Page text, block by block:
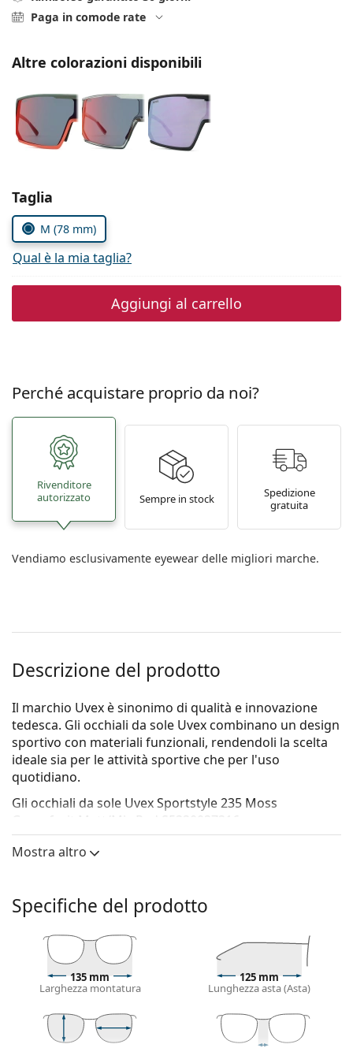
Paga in comode rate
Altre colorazioni disponibili
Seleziona i parametri
Taglia
M (78 mm)
Qual è la mia taglia?
Aggiungi al carrello
Perché acquistare proprio da noi?
Rivenditore
autorizzato
Sempre in stock
Spedizione
gratuita
Vendiamo esclusivamente eyewear delle migliori marche.
Descrizione del prodotto
Il marchio Uvex è sinonimo di qualità e innovazione
tedesca. Gli occhiali da sole Uvex combinano un design
sportivo con materiali funzionali, rendendoli la scelta
ideale sia per le attività sportive che per l'uso
quotidiano.
Gli occhiali da sole Uvex Sportstyle 235 Moss
Grapefruit Matt/Mir. Red S5330037316
modello unisex.
perfettamente a un sottotono di pelle freddo e
Occhiali da sole con montature rettangolarisono la
scelta ideale per chi ha una forma del viso ovale
o rotonda.
La montatura di questi occhiali da sole è realizzata
in plastica di alta qualità, materiale che offre
durevolezza e comfort.
I naselli regolabili consentono una leggera
Mostra altro
Specifiche del prodotto
135 mm
Larghezza montatura
125 mm
Lunghezza asta (Asta)